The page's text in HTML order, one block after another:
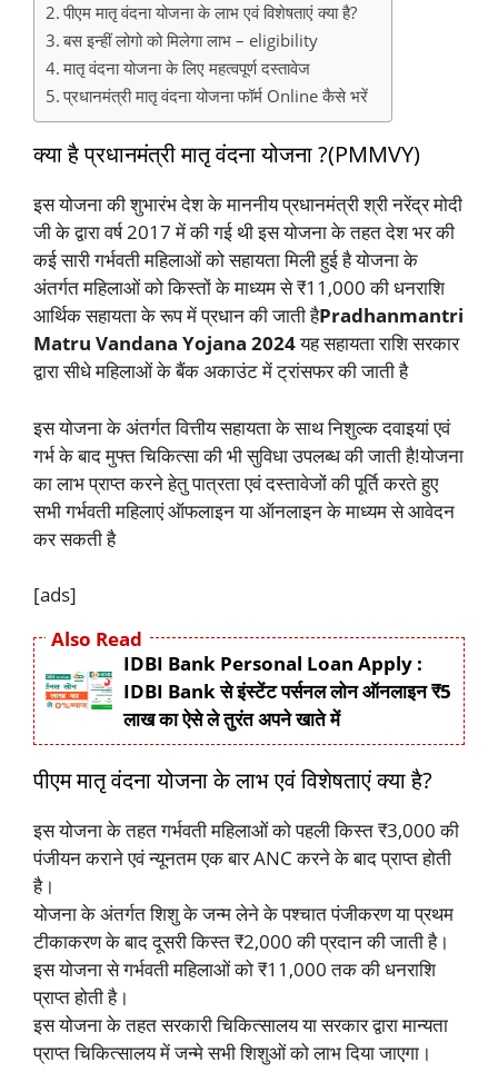
पीएम मातृ वंदना योजना के लाभ एवं विशेषताएं क्या है?
बस इन्हीं लोगो को मिलेगा लाभ – eligibility
मातृ वंदना योजना के लिए महत्वपूर्ण दस्तावेज
प्रधानमंत्री मातृ वंदना योजना फॉर्म Online कैसे भरें
क्या है प्रधानमंत्री मातृ वंदना योजना ?(PMMVY)
इस योजना की शुभारंभ देश के माननीय प्रधानमंत्री श्री नरेंद्र मोदी
जी के द्वारा वर्ष 2017 में की गई थी इस योजना के तहत देश भर की
कई सारी गर्भवती महिलाओं को सहायता मिली हुई है योजना के
अंतर्गत महिलाओं को किस्तों के माध्यम से ₹11,000 की धनराशि
आर्थिक सहायता के रूप में प्रधान की जाती हैPradhanmantri
Matru Vandana Yojana 2024यह सहायता राशि सरकार
द्वारा सीधे महिलाओं के बैंक अकाउंट में ट्रांसफर की जाती है
इस योजना के अंतर्गत वित्तीय सहायता के साथ निशुल्क दवाइयां एवं
गर्भ के बाद मुफ्त चिकित्सा की भी सुविधा उपलब्ध की जाती है!योजना
का लाभ प्राप्त करने हेतु पात्रता एवं दस्तावेजों की पूर्ति करते हुए
सभी गर्भवती महिलाएं ऑफलाइन या ऑनलाइन के माध्यम से आवेदन
कर सकती है
[ads]
Also Read
IDBI Bank Personal Loan Apply :
IDBI Bank से इंस्टेंट पर्सनल लोन ऑनलाइन ₹5
लाख का ऐसे ले तुरंत अपने खाते में
पीएम मातृ वंदना योजना के लाभ एवं विशेषताएं क्या है?
इस योजना के तहत गर्भवती महिलाओं को पहली किस्त ₹3,000 की
पंजीयन कराने एवं न्यूनतम एक बार ANC करने के बाद प्राप्त होती
है।
योजना के अंतर्गत शिशु के जन्म लेने के पश्चात पंजीकरण या प्रथम
टीकाकरण के बाद दूसरी किस्त ₹2,000 की प्रदान की जाती है।
इस योजना से गर्भवती महिलाओं को ₹11,000 तक की धनराशि
प्राप्त होती है।
इस योजना के तहत सरकारी चिकित्सालय या सरकार द्वारा मान्यता
प्राप्त चिकित्सालय में जन्मे सभी शिशुओं को लाभ दिया जाएगा।